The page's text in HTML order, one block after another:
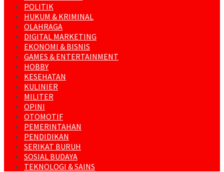
POLITIK
HUKUM & KRIMINAL
OLAHRAGA
DIGITAL MARKETING
EKONOMI & BISNIS
GAMES & ENTERTAINMENT
HOBBY
KESEHATAN
KULINIER
MILITER
OPINI
OTOMOTIF
PEMERINTAHAN
PENDIDIKAN
SERIKAT BURUH
SOSIAL BUDAYA
TEKNOLOGI & SAINS